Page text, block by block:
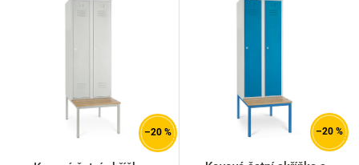
–20 % –20 %